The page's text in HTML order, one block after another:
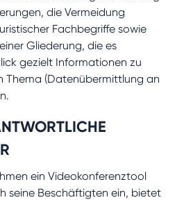
die Vermeidung
Fachbegriffe sowie
Gliederung, die es
gezielt Informationen zu
Thema (Datenübermittlung an
ein Videokonferenztool
seine Beschäftigten ein, bietet